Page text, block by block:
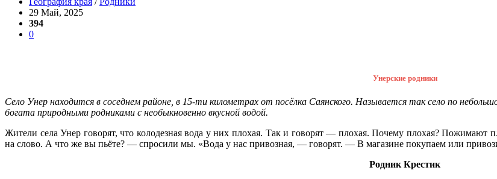
29 Май, 2025
394
0
Унерские родники
Село Унер находится в соседнем районе, в 15-ти километрах от посёлка Саянского. Называется так село по
богата природными родниками с необыкновенно вкусной водой.
Жители села Унер говорят, что колодезная вода у них плохая. Так и говорят — плохая. Почему плохая?
на слово. А что же вы пьёте? — спросили мы. «Вода у нас привозная, — говорят. — В магазине покупаем или
Родник Крестик